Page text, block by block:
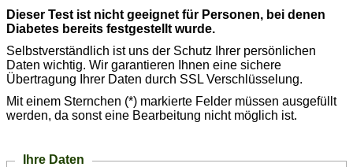
Dieser Test ist nicht geeignet für Personen, bei denen
Diabetes bereits festgestellt wurde.
Selbstverständlich ist uns der Schutz Ihrer persönlichen
Daten wichtig. Wir garantieren Ihnen eine sichere
Übertragung Ihrer Daten durch SSL Verschlüsselung.
Mit einem Sternchen (*) markierte Felder müssen ausgefüllt
werden, da sonst eine Bearbeitung nicht möglich ist.
Ihre Daten